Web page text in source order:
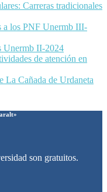
Carreras tradicionales
a los PNF Unermb III-
Unermb II-2024
de atención en
La Cañada de Urdaneta
son gratuitos.